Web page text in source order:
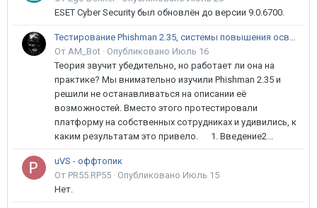
ESET Cyber Security был обновлён до версии 9.0.6700.
Тестирование Phishman 2.35, системы повышения осведомлённости пользователей в сфере ИБ
От AM_Bot · Опубликовано Июль 16
Теория звучит убедительно, но работает ли она на
практике? Мы внимательно изучили Phishman 2.35 и
решили не останавливаться на описании её
возможностей. Вместо этого протестировали
платформу на собственных сотрудниках и удивились, к
каким результатам это привело. 1. Введение2...
uVS - оффтопик
От PR55.RP55 · Опубликовано Июль 15
Нет.